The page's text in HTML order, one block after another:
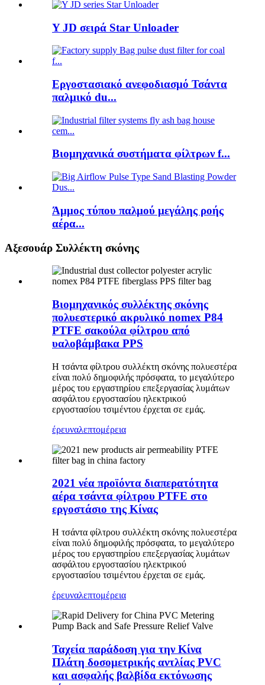
Y JD σειρά Star Unloader
Εργοστασιακό ανεφοδιασμό Τσάντα
παλμικό du...
Βιομηχανικά συστήματα φίλτρων f...
Άμμος τύπου παλμού μεγάλης ροής
αέρα...
Αξεσουάρ Συλλέκτη σκόνης
Βιομηχανικός συλλέκτης σκόνης
πολυεστερικό ακρυλικό nomex P84
PTFE σακούλα φίλτρου από
υαλοβάμβακα PPS
Η τσάντα φίλτρου συλλέκτη σκόνης πολυεστέρα
είναι πολύ δημοφιλής πρόσφατα, το μεγαλύτερο
μέρος του εργαστηρίου επεξεργασίας λυμάτων
ασφάλτου εργοστασίου ηλεκτρικού
εργοστασίου τσιμέντου έρχεται σε εμάς.
έρευναλεπτομέρεια
2021 νέα προϊόντα διαπερατότητα
αέρα τσάντα φίλτρου PTFE στο
εργοστάσιο της Κίνας
Η τσάντα φίλτρου συλλέκτη σκόνης πολυεστέρα
είναι πολύ δημοφιλής πρόσφατα, το μεγαλύτερο
μέρος του εργαστηρίου επεξεργασίας λυμάτων
ασφάλτου εργοστασίου ηλεκτρικού
εργοστασίου τσιμέντου έρχεται σε εμάς.
έρευναλεπτομέρεια
Ταχεία παράδοση για την Κίνα
Πλάτη δοσομετρικής αντλίας PVC
και ασφαλής βαλβίδα εκτόνωσης